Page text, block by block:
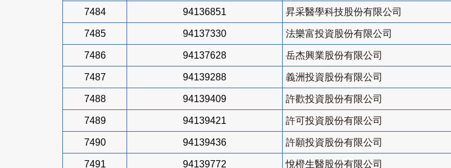
7484 94136851 昇采醫學科技股份有限公司
7485 94137330 法樂富投資股份有限公司
7486 94137628 岳杰興業股份有限公司
7487 94139288 義洲投資股份有限公司
7488 94139409 許歡投資股份有限公司
7489 94139421 許可投資股份有限公司
7490 94139436 許願投資股份有限公司
7491 94139772 悅橙生醫股份有限公司